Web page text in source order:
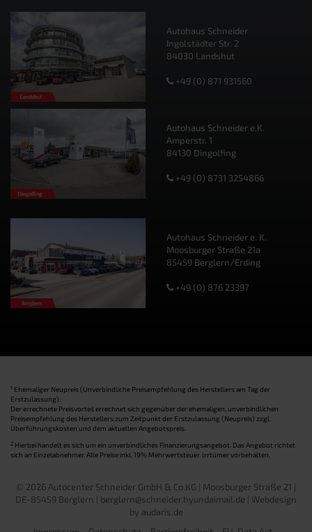
Autohaus Schneider
Ingolstädter Str. 2
84030 Landshut
+49 (0) 871 931560
Autohaus Schneider e.K.
Amperstr. 1
84130 Dingolfing
+49 (0) 8731 3254866
Autohaus Schneider e. K.
Moosburger Straße 21a
85459 Berglern/Erding
+49 (0) 876 23397
1 Ehemaliger Neupreis (Unverbindliche Preisempfehlung des Herstellers am Tag der
Erstzulassung).
Der errechnete Preisvorteil errechnet sich gegenüber der ehemaligen, unverbindlichen
Preisempfehlung des Herstellers zum Zeitpunkt der Erstzulassung (Neupreis) zzgl.
Überführungskosten und dem aktuellen Angebotspreis.
2 Hierbei handelt es sich um ein unverbindliches Finanzierungsangebot. Das Angebot richtet
sich an Einzelabnehmer. Alle Preise inkl. 19% Mehrwertsteuer. Irrtümer vorbehalten.
© 2026 Autocenter Schneider GmbH & Co.KG | Moosburger Straße 21 |
DE-85459 Berglern | berglern@schneider.hyundaimail.de | Webdesign
by audaris.de